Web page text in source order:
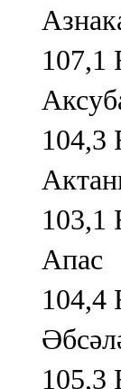
107,1
104,3
103,1
Апас
104,4
105,3